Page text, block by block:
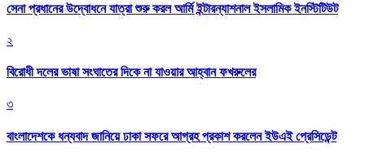
সেনা প্রধানের উদ্বোধনে যাত্রা শুরু করল আর্মি ইন্টারন্যাশনাল ইসলামিক ইনস্টিটিউট
২
বিরোধী দলের ভাষা সংঘাতের দিকে না যাওয়ার আহ্বান ফখরুলের
৩
বাংলাদেশকে ধন্যবাদ জানিয়ে ঢাকা সফরে আগ্রহ প্রকাশ করলেন ইউএই প্রেসিডেন্ট